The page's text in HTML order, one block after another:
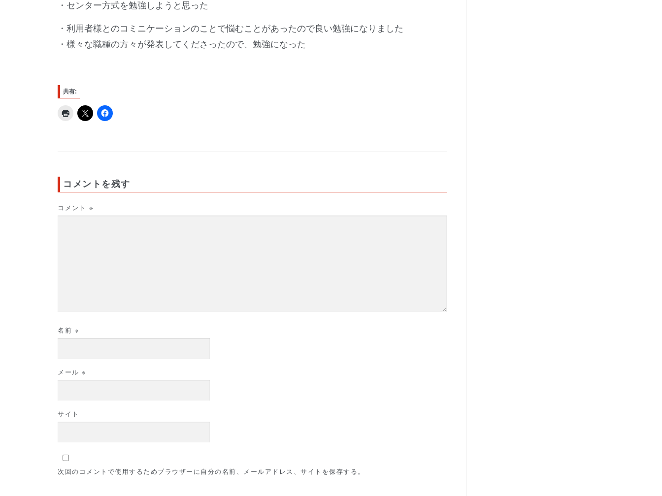
・センター方式を勉強しようと思った
・利用者様とのコミニケーションのことで悩むことがあったので良い勉強になりました
・様々な職種の方々が発表してくださったので、勉強になった
共有:
コメントを残す
コメント ※
名前 ※
メール ※
サイト
次回のコメントで使用するためブラウザーに自分の名前、メールアドレス、サイトを保存する。